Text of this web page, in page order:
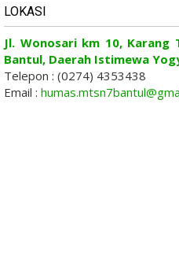
LOKASI
Jl. Wonosari km 10, Karang
Bantul, Daerah Istimewa
Telepon : (0274) 4353438
Email :